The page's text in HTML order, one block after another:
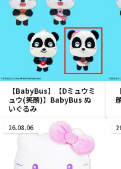
【BabyBus】【Dミュウミ
ュウ(笑顔)】BabyBus ぬ
いぐるみ
26.08.06